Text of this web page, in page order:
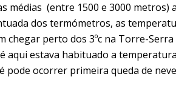
médias (entre 1500 e 3000 metros)
dos termómetros, as
chegar perto dos 3ºc na Torre-
estava habituado a
pode ocorrer primeira queda de